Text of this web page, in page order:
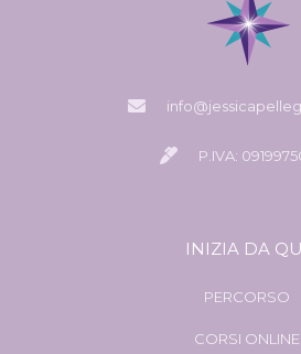
P.IVA:
INIZIA DA
PERCORSO
CORSI ONLINE